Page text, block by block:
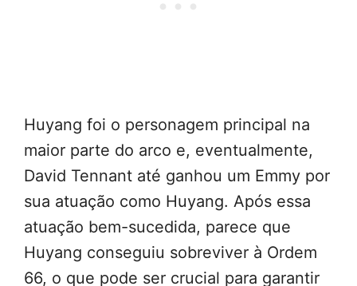
Huyang foi o personagem principal na
maior parte do arco e, eventualmente,
David Tennant até ganhou um Emmy por
sua atuação como Huyang. Após essa
atuação bem-sucedida, parece que
Huyang conseguiu sobreviver à Ordem
66, o que pode ser crucial para garantir